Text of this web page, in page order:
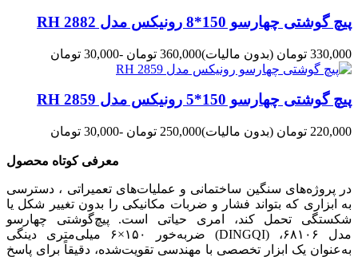
پیچ گوشتی چهارسو 150*8 رونیکس مدل RH 2882
330,000 تومان (بدون مالیات)360,000 تومان -30,000 تومان
پیچ گوشتی چهارسو 150*5 رونیکس مدل RH 2859
220,000 تومان (بدون مالیات)250,000 تومان -30,000 تومان
معرفی کوتاه محصول
در پروژه‌های سنگین ساختمانی و عملیات‌های تعمیراتی ، دسترسی
به ابزاری که بتواند فشار و ضربات مکانیکی را بدون تغییر شکل یا
شکستگی تحمل کند، امری حیاتی است. پیچ‌گوشتی چهارسو
ضربه‌خور ۱۵۰×۶ میلی‌متری دینگی (DINGQI) مدل ۶۸۱۰۶،
به‌عنوان یک ابزار تخصصی با مهندسی تقویت‌شده، دقیقاً برای پاسخ